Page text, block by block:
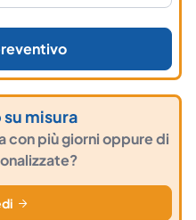
misura
con più giorni oppure di